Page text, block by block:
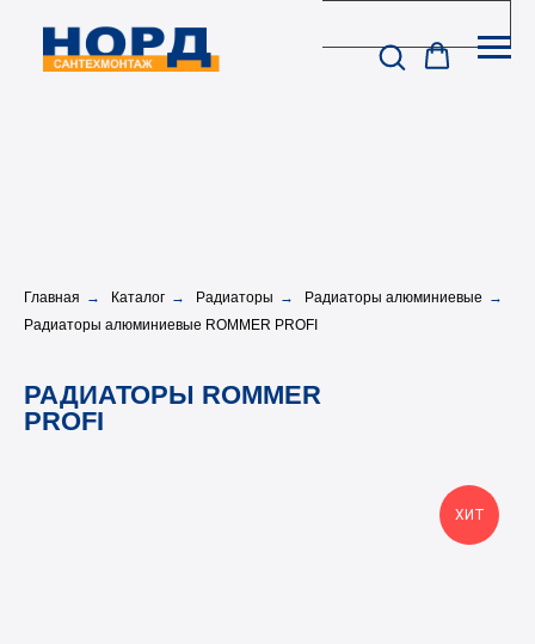
Главная → Каталог → Радиаторы → Радиаторы алюминиевые →
Радиаторы алюминиевые ROMMER PROFI
РАДИАТОРЫ ROMMER
PROFI
ХИТ